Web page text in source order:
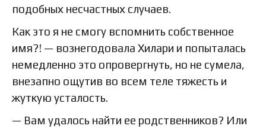
подобных несчастных случаев.
Как это я не смогу вспомнить собственное
имя?! — вознегодовала Хилари и попыталась
немедленно это опровергнуть, но не сумела,
внезапно ощутив во всем теле тяжесть и
жуткую усталость.
— Вам удалось найти ее родственников? Или